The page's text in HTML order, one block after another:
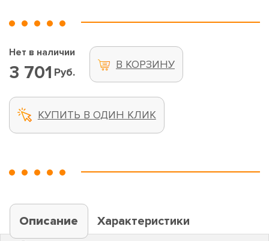
Нет в наличии
3 701 Руб.
В КОРЗИНУ
КУПИТЬ В ОДИН КЛИК
Описание
Характеристики